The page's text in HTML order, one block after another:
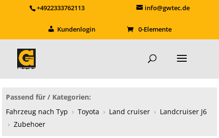
+4922333762113 info@gwtec.de
Kundenlogin 0-Elemente
Passend für / Kategorien:
Fahrzeug nach Typ › Toyota › Land cruiser › Landcruiser J6
› Zubehoer